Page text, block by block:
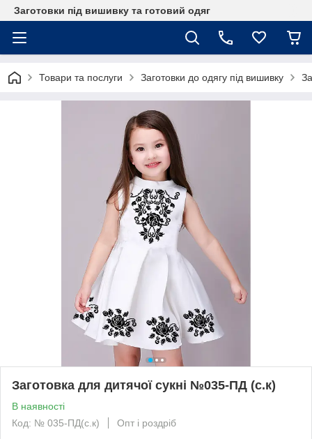
Заготовки під вишивку та готовий одяг
Товари та послуги Заготовки до одягу під вишивку
Заготовка для дитячої сукні №035-ПД (с.к)
В наявності
Код: № 035-ПД(с.к)
Опт і роздріб